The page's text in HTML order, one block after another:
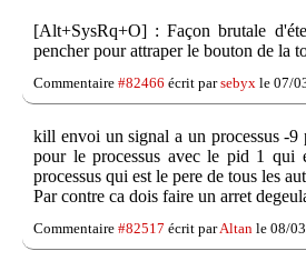
[Alt+SysRq+O] : Façon brutale
pencher pour attraper le bouton de la
Commentaire #82466 écrit parsebyx le 07/
kill envoi un signal a un processus -
pour le processus avec le pid 1 qui
processus qui est le pere de tous les
Par contre ca dois faire un arret
Commentaire #82517 écrit parAltan le 08/